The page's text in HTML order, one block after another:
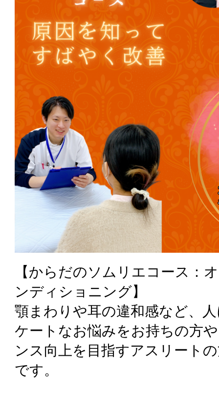
【からだのソムリエコース：
ンディショニング】
顎まわりや耳の違和感など、
ケートなお悩みをお持ちの方
ンス向上を目指すアスリート
です。